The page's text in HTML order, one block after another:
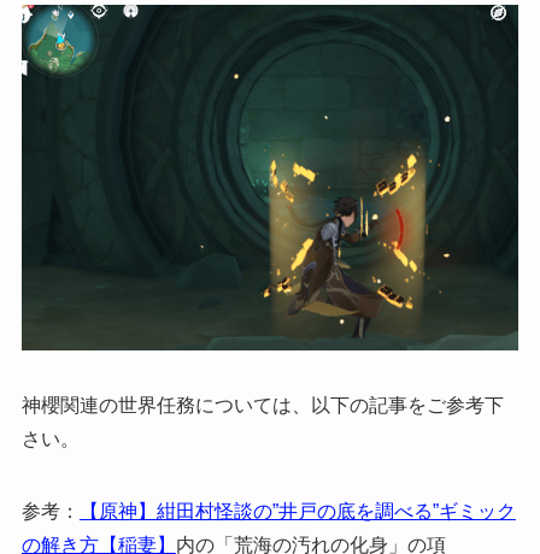
神櫻関連の世界任務については、以下の記事をご参考下
さい。
参考：
【原神】紺田村怪談の”井戸の底を調べる”ギミック
の解き方【稲妻】 内の「荒海の汚れの化身」の項